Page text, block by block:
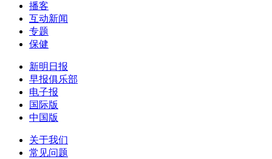
播客
互动新闻
专题
保健
新明日报
早报俱乐部
电子报
国际版
中国版
关于我们
常见问题